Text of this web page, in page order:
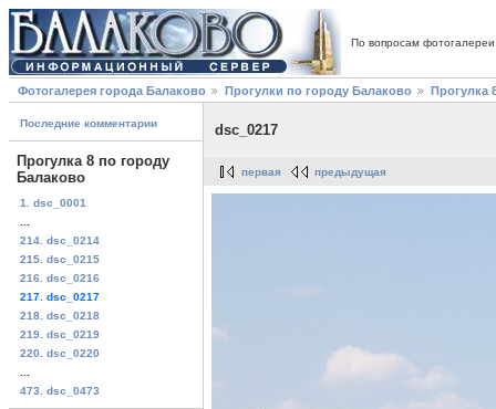
По вопросам
Фотогалерея города Балаково Прогулки по городу Балаково Прогулка
Последние комментарии
Прогулка 8 по городу
Балаково
1. dsc_0001
214. dsc_0214
215. dsc_0215
216. dsc_0216
217. dsc_0217
218. dsc_0218
219. dsc_0219
220. dsc_0220
473. dsc_0473
dsc_0217
первая предыдущая